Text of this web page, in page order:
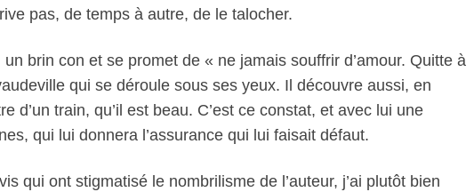
pas, de temps à autre, de le talocher.
brin con et se promet de « ne jamais souffrir d’amour. Quitte à
qui se déroule sous ses yeux. Il découvre aussi, en
d’un train, qu’il est beau. C’est ce constat, et avec lui une
qui lui donnera l’assurance qui lui faisait défaut.
qui ont stigmatisé le nombrilisme de l’auteur, j’ai plutôt bien